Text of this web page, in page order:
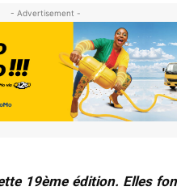
- Advertisement -
19ème édition. Elles